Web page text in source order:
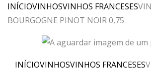
INÍCIOVINHOSVINHOS FRANCESES
BOURGOGNE PINOT NOIR 0,75
INÍCIOVINHOSVINHOS FRANCESES